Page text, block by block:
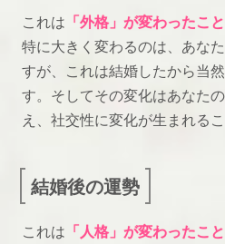
これは 「外格」が変わったこ
特に大きく変わるのは、あな
すが、これは結婚したから当
す。そしてその変化はあなた
え、社交性に変化が生まれるこ
結婚後の運勢
これは 「人格」が変わったこ